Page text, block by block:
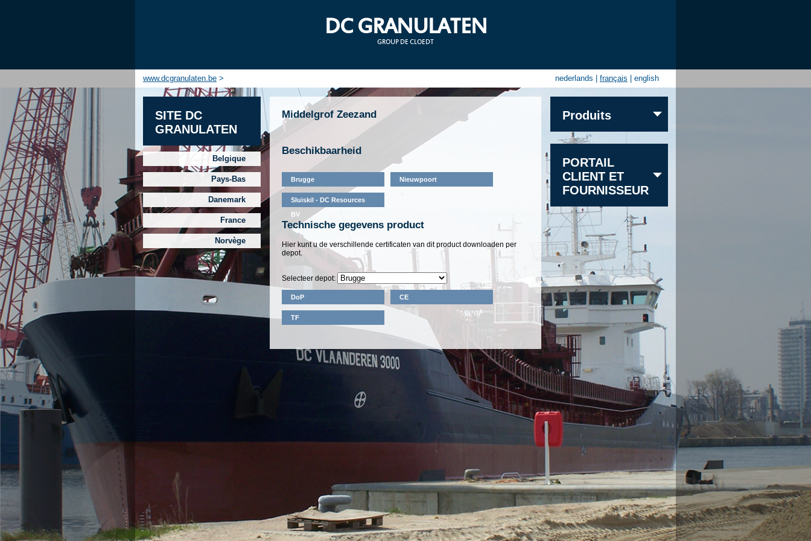
DC GRANULATEN
GROUP DE CLOEDT
www.dcgranulaten.be > nederlands français english
SITE DC
GRANULATEN
Belgique
Pays-Bas
Danemark
France
Norvège
Middelgrof Zeezand
Beschikbaarheid
Brugge Nieuwpoort
Sluiskil - DC Resources
BV
Technische gegevens product
Hier kunt u de verschillende certificaten van dit product downloaden per
depot.
Selecteer depot:
DoP CE
TF
Produits
Sable
Gravier
Granite
Calcaire
Grès
Autres
Granules ornementales
PORTAIL
CLIENT ET
FOURNISSEUR